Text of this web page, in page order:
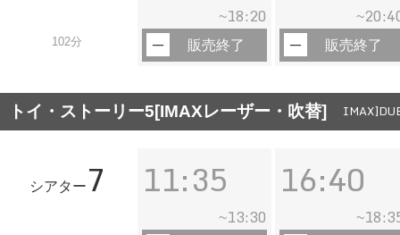
102分
~18:20
販売終了
~
販売終了
トイ・ストーリー5[IMAXレーザー・吹替]
シアター 7 11:35
~13:30
16:40
~